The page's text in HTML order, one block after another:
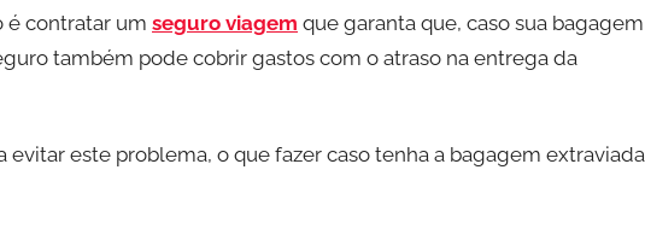
é contratar um seguro viagem que garanta que, caso sua bagagem
também pode cobrir gastos com o atraso na entrega da
evitar este problema, o que fazer caso tenha a bagagem extraviada